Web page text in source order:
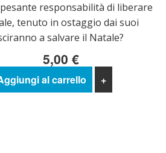
responsabilità di liberare
tenuto in ostaggio dai suoi
a salvare il Natale?
5,00 €
al carrello +